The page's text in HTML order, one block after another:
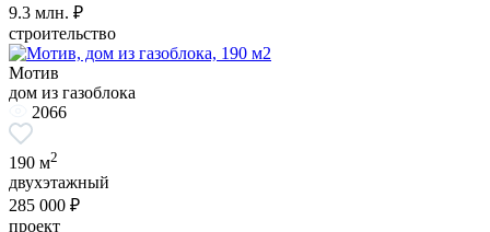
9.3 млн. ₽
строительство
Мотив
дом из газоблока
2066
190 м2
двухэтажный
285 000 ₽
проект